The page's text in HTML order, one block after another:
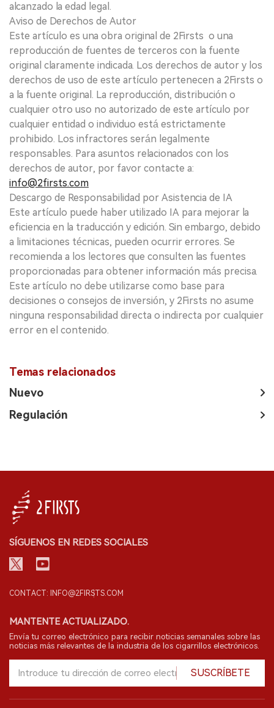
alcanzado la edad legal.
Aviso de Derechos de Autor
Este artículo es una obra original de 2Firsts o una
reproducción de fuentes de terceros con la fuente
original claramente indicada. Los derechos de autor y los
derechos de uso de este artículo pertenecen a 2Firsts o
a la fuente original. La reproducción, distribución o
cualquier otro uso no autorizado de este artículo por
cualquier entidad o individuo está estrictamente
prohibido. Los infractores serán legalmente
responsables. Para asuntos relacionados con los
derechos de autor, por favor contacte a:
info@2firsts.com
Descargo de Responsabilidad por Asistencia de IA
Este artículo puede haber utilizado IA para mejorar la
eficiencia en la traducción y edición. Sin embargo, debido
a limitaciones técnicas, pueden ocurrir errores. Se
recomienda a los lectores que consulten las fuentes
proporcionadas para obtener información más precisa.
Este artículo no debe utilizarse como base para
decisiones o consejos de inversión, y 2Firsts no asume
ninguna responsabilidad directa o indirecta por cualquier
error en el contenido.
Temas relacionados
Nuevo
Regulación
SÍGUENOS EN REDES SOCIALES
CONTACT: INFO@2FIRSTS.COM
MANTENTE ACTUALIZADO.
Envía tu correo electrónico para recibir noticias semanales sobre las
noticias más relevantes de la industria de los cigarrillos electrónicos.
SUSCRÍBETE